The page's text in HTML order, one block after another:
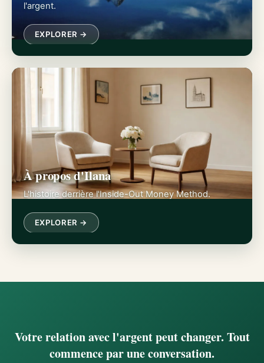
l'argent.
EXPLORER →
À propos d'Ilana
L'histoire derrière l'Inside-Out Money Method.
EXPLORER →
Votre relation avec l'argent peut changer. Tout
commence par une conversation.